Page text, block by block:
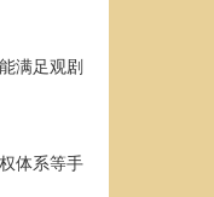
满足观剧
体系等手